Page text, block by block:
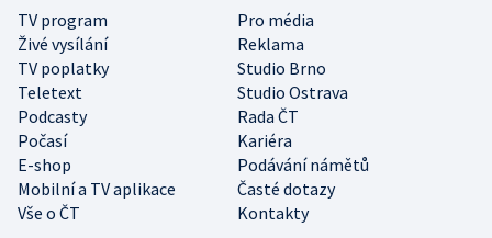
TV program
Pro média
Živé vysílání
Reklama
TV poplatky
Studio Brno
Teletext
Studio Ostrava
Podcasty
Rada ČT
Počasí
Kariéra
E-shop
Podávání námětů
Mobilní a TV aplikace
Časté dotazy
Vše o ČT
Kontakty